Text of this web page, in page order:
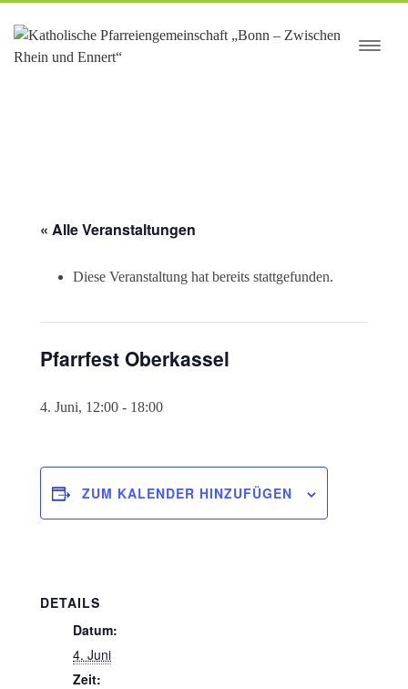
springen
« Alle Veranstaltungen
Diese Veranstaltung hat bereits stattgefunden.
Pfarrfest Oberkassel
4. Juni, 12:00 - 18:00
ZUM KALENDER HINZUFÜGEN
DETAILS
Datum:
4. Juni
Zeit: